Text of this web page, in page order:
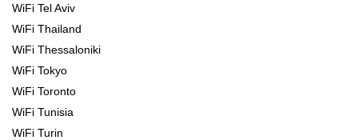
WiFi Tel Aviv
WiFi Thailand
WiFi Thessaloniki
WiFi Tokyo
WiFi Toronto
WiFi Tunisia
WiFi Turin